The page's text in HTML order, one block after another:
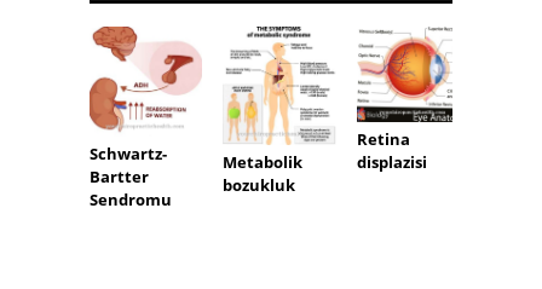
Schwartz-
Bartter
Sendromu
Metabolik
bozukluk
Retina
displazisi